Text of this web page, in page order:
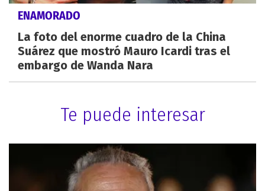
ENAMORADO
La foto del enorme cuadro de la China
Suárez que mostró Mauro Icardi tras el
embargo de Wanda Nara
Te puede interesar